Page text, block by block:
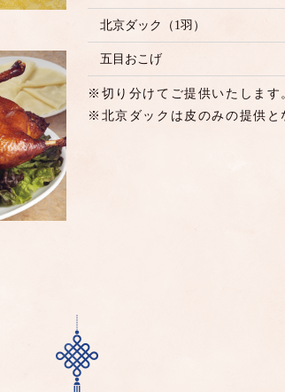
北京ダック（1羽）
五目おこげ
※切り分けてご提供いたします
※北京ダックは皮のみの提供と